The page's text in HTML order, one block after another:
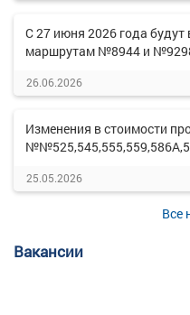
С 27 июня 2026 года
маршрутам №8944 и
26.06.2026
Изменения в стоимости
25.05.2026
Все
Вакансии